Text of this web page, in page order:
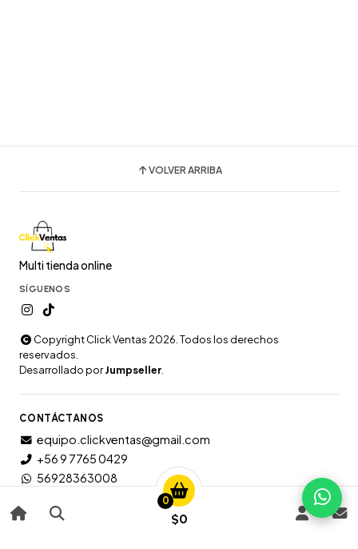
0
$0
VOLVER ARRIBA
Multi tienda online
SÍGUENOS
Copyright Click Ventas 2026. Todos los derechos
reservados.
Desarrollado porJumpseller.
CONTÁCTANOS
equipo.clickventas@gmail.com
+56 9 7765 0429
56928363008